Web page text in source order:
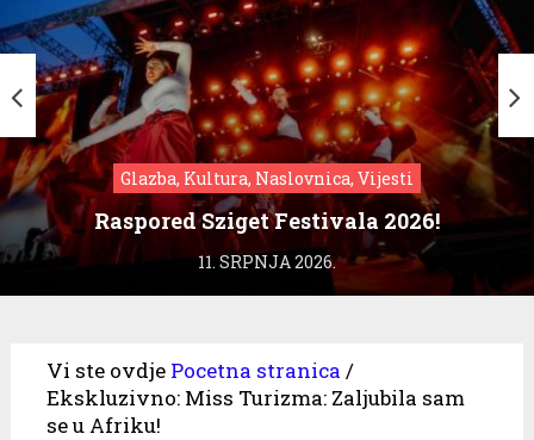
Glazba, Kultura, Naslovnica, Vijesti
Raspored Sziget Festivala 2026!
11. SRPNJA 2026.
Vi ste ovdje Pocetna stranica /
Ekskluzivno: Miss Turizma: Zaljubila sam
se u Afriku!